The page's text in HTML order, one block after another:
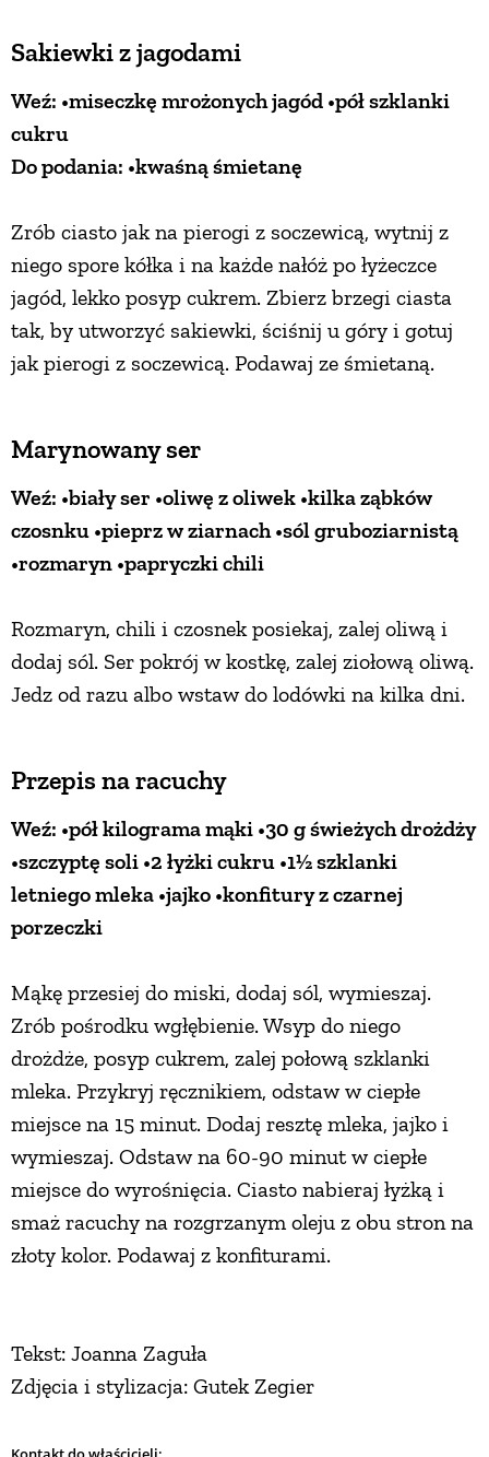
Sakiewki z jagodami
Weź: •miseczkę mrożonych jagód •pół szklanki
cukru
Do podania: •kwaśną śmietanę
Zrób ciasto jak na pierogi z soczewicą, wytnij z
niego spore kółka i na każde nałóż po łyżeczce
jagód, lekko posyp cukrem. Zbierz brzegi ciasta
tak, by utworzyć sakiewki, ściśnij u góry i gotuj
jak pierogi z soczewicą. Podawaj ze śmietaną.
Marynowany ser
Weź: •biały ser •oliwę z oliwek •kilka ząbków
czosnku •pieprz w ziarnach •sól gruboziarnistą
•rozmaryn •papryczki chili
Rozmaryn, chili i czosnek posiekaj, zalej oliwą i
dodaj sól. Ser pokrój w kostkę, zalej ziołową oliwą.
Jedz od razu albo wstaw do lodówki na kilka dni.
Przepis na racuchy
Weź: •pół kilograma mąki •30 g świeżych drożdży
•szczyptę soli •2 łyżki cukru •1½ szklanki
letniego mleka •jajko •konfitury z czarnej
porzeczki
Mąkę przesiej do miski, dodaj sól, wymieszaj.
Zrób pośrodku wgłębienie. Wsyp do niego
drożdże, posyp cukrem, zalej połową szklanki
mleka. Przykryj ręcznikiem, odstaw w ciepłe
miejsce na 15 minut. Dodaj resztę mleka, jajko i
wymieszaj. Odstaw na 60-90 minut w ciepłe
miejsce do wyrośnięcia. Ciasto nabieraj łyżką i
smaż racuchy na rozgrzanym oleju z obu stron na
złoty kolor. Podawaj z konfiturami.
Tekst: Joanna Zaguła
Zdjęcia i stylizacja: Gutek Zegier